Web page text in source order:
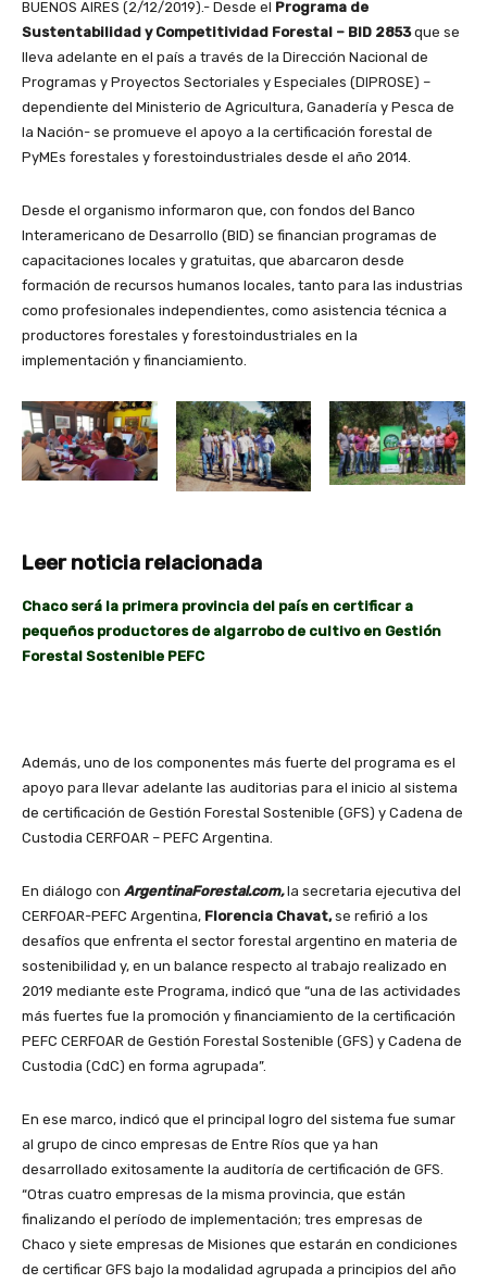
BUENOS AIRES (2/12/2019).- Desde el Programa de
Sustentabilidad y Competitividad Forestal – BID 2853que se
lleva adelante en el país a través de la Dirección Nacional de
Programas y Proyectos Sectoriales y Especiales (DIPROSE) –
dependiente del Ministerio de Agricultura, Ganadería y Pesca de
la Nación- se promueve el apoyo a la certificación forestal de
PyMEs forestales y forestoindustriales desde el año 2014.
Desde el organismo informaron que, con fondos del Banco
Interamericano de Desarrollo (BID) se financian programas de
capacitaciones locales y gratuitas, que abarcaron desde
formación de recursos humanos locales, tanto para las industrias
como profesionales independientes, como asistencia técnica a
productores forestales y forestoindustriales en la
implementación y financiamiento.
Leer noticia relacionada
Chaco será la primera provincia del país en certificar a
pequeños productores de algarrobo de cultivo en Gestión
Forestal Sostenible PEFC
Además, uno de los componentes más fuerte del programa es el
apoyo para llevar adelante las auditorias para el inicio al sistema
de certificación de Gestión Forestal Sostenible (GFS) y Cadena de
Custodia CERFOAR – PEFC Argentina.
En diálogo con ArgentinaForestal.com,la secretaria ejecutiva del
CERFOAR-PEFC Argentina, Florencia Chavat,se refirió a los
desafíos que enfrenta el sector forestal argentino en materia de
sostenibilidad y, en un balance respecto al trabajo realizado en
2019 mediante este Programa, indicó que “una de las actividades
más fuertes fue la promoción y financiamiento de la certificación
PEFC CERFOAR de Gestión Forestal Sostenible (GFS) y Cadena de
Custodia (CdC) en forma agrupada”.
En ese marco, indicó que el principal logro del sistema fue sumar
al grupo de cinco empresas de Entre Ríos que ya han
desarrollado exitosamente la auditoría de certificación de GFS.
“Otras cuatro empresas de la misma provincia, que están
finalizando el período de implementación; tres empresas de
Chaco y siete empresas de Misiones que estarán en condiciones
de certificar GFS bajo la modalidad agrupada a principios del año